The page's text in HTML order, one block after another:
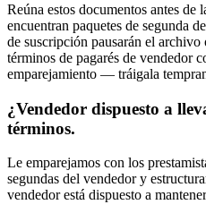
Reúna estos documentos antes de
encuentran paquetes de segunda
de suscripción pausarán el
términos de pagarés de vendedor
emparejamiento — tráigala
¿Vendedor dispuesto a
términos.
Le emparejamos con los
segundas del vendedor y
vendedor está dispuesto a